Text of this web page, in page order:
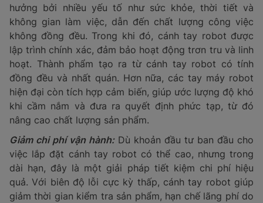
hưởng bởi nhiều yếu tố như sức khỏe, thời tiết và
không gian làm việc, dẫn đến chất lượng công việc
không đồng đều. Trong khi đó, cánh tay robot được
lập trình chính xác, đảm bảo hoạt động trơn tru và linh
hoạt. Thành phẩm tạo ra từ cánh tay robot có tính
đồng đều và nhất quán. Hơn nữa, các tay máy robot
hiện đại còn tích hợp cảm biến, giúp ước lượng độ khó
khi cầm nắm và đưa ra quyết định phức tạp, từ đó
nâng cao chất lượng sản phẩm.
Giảm chi phí vận hành:Dù khoản đầu tư ban đầu cho
việc lắp đặt cánh tay robot có thể cao, nhưng trong
dài hạn, đây là một giải pháp tiết kiệm chi phí hiệu
quả. Với biên độ lỗi cực kỳ thấp, cánh tay robot giúp
giảm thời gian kiểm tra sản phẩm, hạn chế lãng phí do